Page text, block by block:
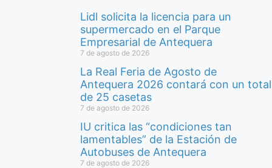
Lidl solicita la licencia para un
supermercado en el Parque
Empresarial de Antequera
7 de agosto de 2026
La Real Feria de Agosto de
Antequera 2026 contará con un total
de 25 casetas
7 de agosto de 2026
IU critica las “condiciones tan
lamentables” de la Estación de
Autobuses de Antequera
7 de agosto de 2026